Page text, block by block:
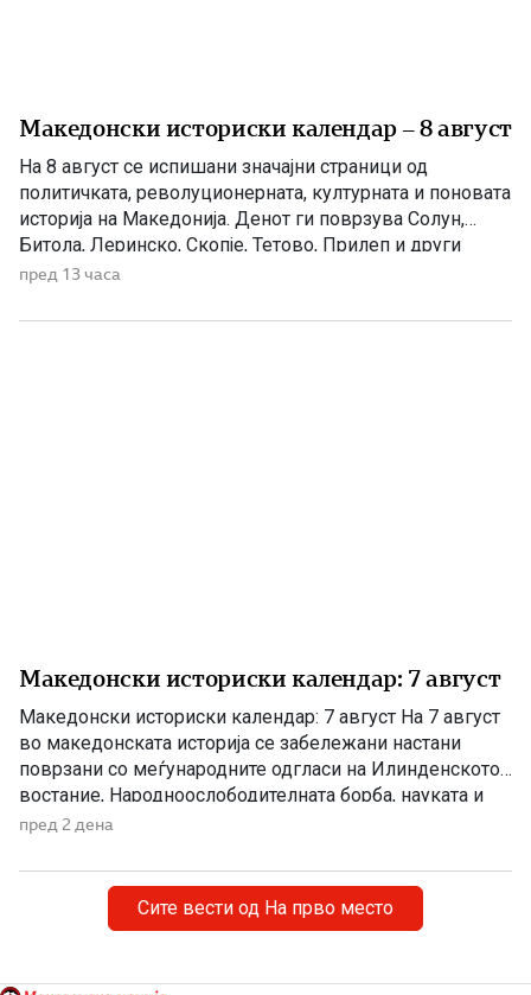
Македонски историски календар – 8 август
На 8 август се испишани значајни страници од
политичката, револуционерната, културната и поновата
историја на Македонија. Денот ги поврзува Солун,
Битола, Леринско, Скопје, Тетово, Прилеп и други
македонски краишта. 1903 – Убиен рускиот конзул
година, во екот на Илинденското востание, во Битола
пред 13 часа
Македонски историски календар: 7 август
Македонски историски календар: 7 август На 7 август
во македонската историја се забележани настани
поврзани со меѓународните одгласи на Илинденското
востание, Народноослободителната борба, науката и
современата македонска уметност. 1903 – Европскиот
1903 година европската јавност ги добила првите
поопширни вести за востанието што неколку дена
претходно избувнало […]
пред 2 дена
Сите вести од На прво место